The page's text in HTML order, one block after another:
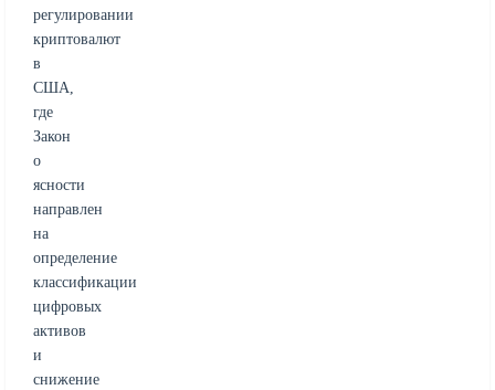
регулировании
криптовалют
в
США,
где
Закон
о
ясности
направлен
на
определение
классификации
цифровых
активов
и
снижение